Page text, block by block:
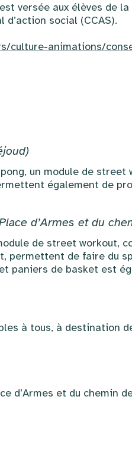
versée aux élèves de
social (CCAS).
culture-animations/
un module de street
également de
d’Armes et du
de street workout,
permettent de faire du
paniers de basket est
à tous, à destination
d’Armes et du chemin